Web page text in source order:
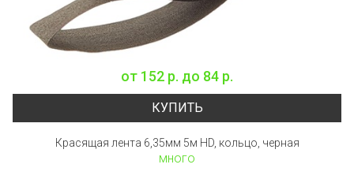
от 152 р. до 84 р.
КУПИТЬ
Красящая лента 6,35мм 5м HD, кольцо, черная
много